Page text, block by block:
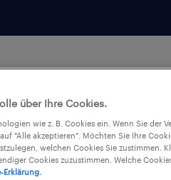
eine anspruchsvolle
über Ihre Cookies.
wie z. B. Cookies ein. Wenn Sie der
"Alle akzeptieren". Möchten Sie Ihre
welchen Cookies Sie zustimmen.
Cookies zuzustimmen. Welche
Erklärung.